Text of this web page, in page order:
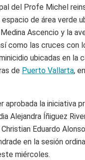
del Profe Michel
de área verde
Ascencio y la
como las cruces con
ubicadas en la
de Puerto Vallarta,
aprobada la iniciativa
Alejandra Íñiguez
Eduardo
en la sesión
miércoles.